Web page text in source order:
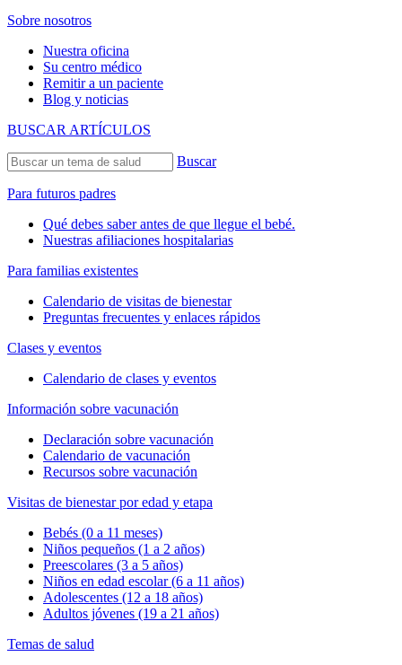
Sobre nosotros
Nuestra oficina
Su centro médico
Remitir a un paciente
Blog y noticias
BUSCAR ARTÍCULOS
Buscar
Para futuros padres
Qué debes saber antes de que llegue el bebé.
Nuestras afiliaciones hospitalarias
Para familias existentes
Calendario de visitas de bienestar
Preguntas frecuentes y enlaces rápidos
Clases y eventos
Calendario de clases y eventos
Información sobre vacunación
Declaración sobre vacunación
Calendario de vacunación
Recursos sobre vacunación
Visitas de bienestar por edad y etapa
Bebés (0 a 11 meses)
Niños pequeños (1 a 2 años)
Preescolares (3 a 5 años)
Niños en edad escolar (6 a 11 años)
Adolescentes (12 a 18 años)
Adultos jóvenes (19 a 21 años)
Temas de salud